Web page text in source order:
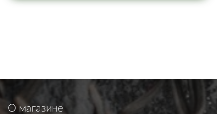
О магазине